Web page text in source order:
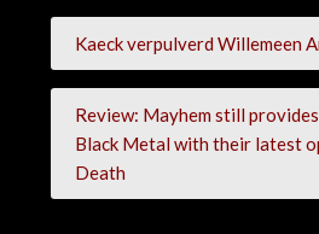
Kaeck verpulverd Willemeen
Review: Mayhem still
Black Metal with their latest
Death